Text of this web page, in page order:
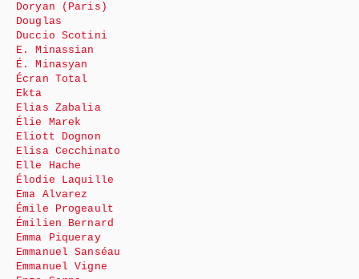
Doryan (Paris)
Douglas
Duccio Scotini
E. Minassian
É. Minasyan
Écran Total
Ekta
Elias Zabalia
Élie Marek
Eliott Dognon
Elisa Cecchinato
Elle Hache
Élodie Laquille
Ema Alvarez
Émile Progeault
Émilien Bernard
Emma Piqueray
Emmanuel Sanséau
Emmanuel Vigne